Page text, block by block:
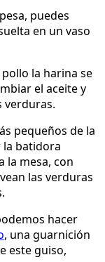
puedes
en un vaso
la harina se
el aceite y
verduras.
pequeños de la
la batidora
la mesa, con
las verduras
hacer
, una guarnición
este guiso,